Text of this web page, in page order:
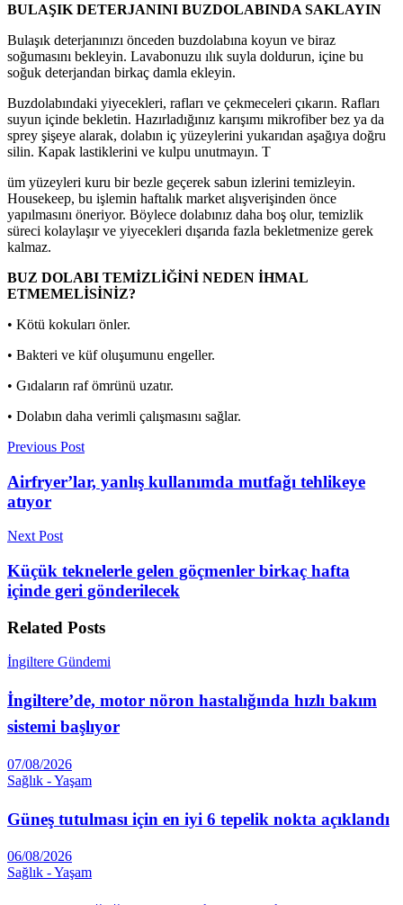
BULAŞIK DETERJANINI BUZDOLABINDA SAKLAYIN
Bulaşık deterjanınızı önceden buzdolabına koyun ve biraz
soğumasını bekleyin. Lavabonuzu ılık suyla doldurun, içine bu
soğuk deterjandan birkaç damla ekleyin.
Buzdolabındaki yiyecekleri, rafları ve çekmeceleri çıkarın. Rafları
suyun içinde bekletin. Hazırladığınız karışımı mikrofiber bez ya da
sprey şişeye alarak, dolabın iç yüzeylerini yukarıdan aşağıya doğru
silin. Kapak lastiklerini ve kulpu unutmayın. T
üm yüzeyleri kuru bir bezle geçerek sabun izlerini temizleyin.
Housekeep, bu işlemin haftalık market alışverişinden önce
yapılmasını öneriyor. Böylece dolabınız daha boş olur, temizlik
süreci kolaylaşır ve yiyecekleri dışarıda fazla bekletmenize gerek
kalmaz.
BUZ DOLABI TEMİZLİĞİNİ NEDEN İHMAL
ETMEMELİSİNİZ?
• Kötü kokuları önler.
• Bakteri ve küf oluşumunu engeller.
• Gıdaların raf ömrünü uzatır.
• Dolabın daha verimli çalışmasını sağlar.
Previous Post
Airfryer’lar, yanlış kullanımda mutfağı tehlikeye
atıyor
Next Post
Küçük teknelerle gelen göçmenler birkaç hafta
içinde geri gönderilecek
Related Posts
İngiltere Gündemi
İngiltere’de, motor nöron hastalığında hızlı bakım
sistemi başlıyor
07/08/2026
Sağlık - Yaşam
Güneş tutulması için en iyi 6 tepelik nokta açıklandı
06/08/2026
Sağlık - Yaşam